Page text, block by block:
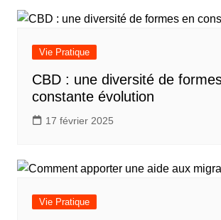
Vie Pratique
CBD : une diversité de
constante évolution
17 février 2025
Vie Pratique